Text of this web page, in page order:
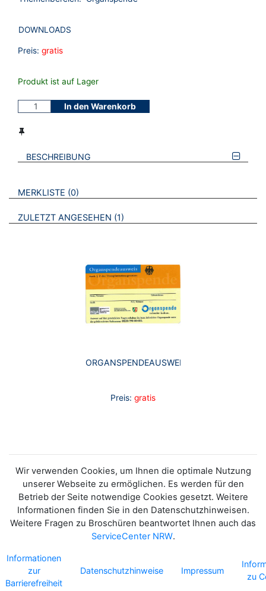
DOWNLOADS
Preis: gratis
Produkt ist auf Lager
In den Warenkorb
BESCHREIBUNG
VERWEISE AUF VERMERKTE- ODER ZULETZT ANGESEHENE
MERKLISTE 0 BROSCHÜREN
ZULETZT ANGESEHEN 1 BROSCHÜREN
ORGANSPENDEAUSWEIS
Preis: gratis
Wir verwenden Cookies, um Ihnen die optimale Nutzung
unserer Webseite zu ermöglichen. Es werden für den
Betrieb der Seite notwendige Cookies gesetzt. Weitere
Informationen finden Sie in den Datenschutzhinweisen.
Weitere Fragen zu Broschüren beantwortet Ihnen auch das
ServiceCenter NRW.
Informationen
zur
Barrierefreiheit
Datenschutzhinweise Impressum
zu